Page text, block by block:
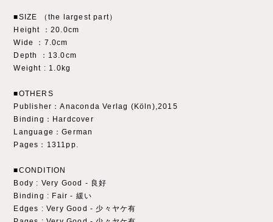
■SIZE （the largest part）
Height ：20.0cm
Wide ：7.0cm
Depth ：13.0cm
Weight : 1.0kg
■OTHERS
Publisher：Anaconda Verlag (Köln),2015
Binding：Hardcover
Language：German
Pages：1311pp.
■CONDITION
Body : Very Good ‐ 良好
Binding : Fair - 緩い
Edges : Very Good ‐ 少々ヤケ有